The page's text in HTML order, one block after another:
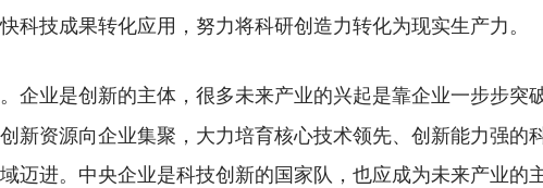
科技成果转化应用，努力将科研创造力转化为现实生产力。
企业是创新的主体，很多未来产业的兴起是靠企业一步步突
新资源向企业集聚，大力培育核心技术领先、创新能力强的
迈进。中央企业是科技创新的国家队，也应成为未来产业的